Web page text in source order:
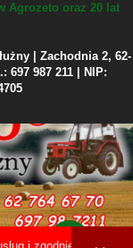
Agrozeto oraz 20 lat
| Zachodnia 2, 62-
697 987 211 | NIP: